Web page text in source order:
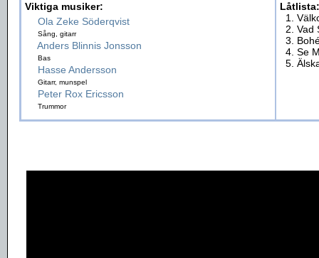
Viktiga musiker:
Ola Zeke Söderqvist
Sång, gitarr
Anders Blinnis Jonsson
Bas
Hasse Andersson
Gitarr, munspel
Peter Rox Ericsson
Trummor
Låtlista:
1.
2. Vad
3.
4. Se
5.